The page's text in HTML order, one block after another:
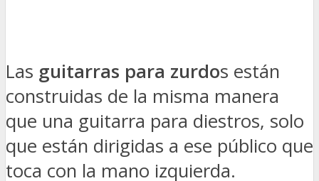
Las guitarras para zurdos están
construidas de la misma manera
que una guitarra para diestros, solo
que están dirigidas a ese público que
toca con la mano izquierda.